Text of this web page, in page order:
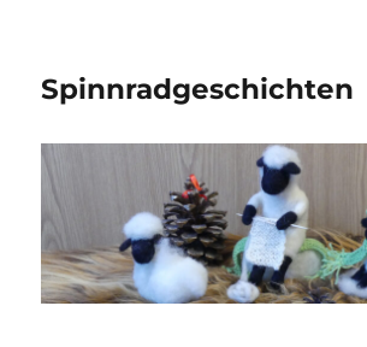
Spinnradgeschichten